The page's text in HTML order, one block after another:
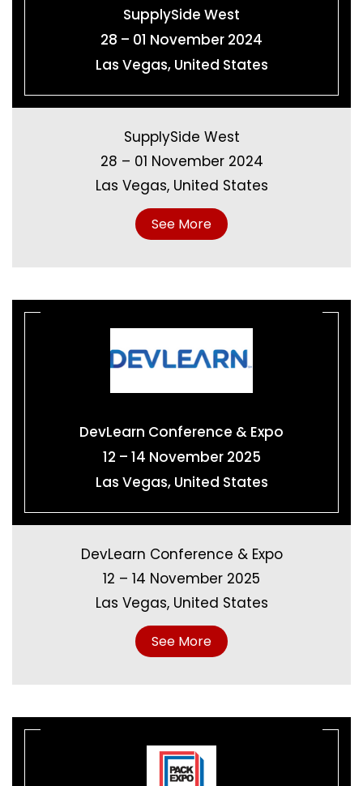
SupplySide West
28 – 01 November 2024
Las Vegas, United States
SupplySide West
28 – 01 November 2024
Las Vegas, United States
See More
DevLearn Conference & Expo
12 – 14 November 2025
Las Vegas, United States
DevLearn Conference & Expo
12 – 14 November 2025
Las Vegas, United States
See More